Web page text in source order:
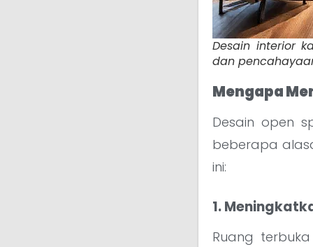
Desain interior
dan
Mengapa
Desain open
beberapa
ini:
1.
Ruang